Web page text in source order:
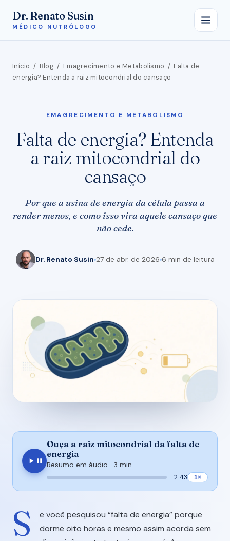
Dr. Renato Susin
MÉDICO NUTRÓLOGO
Início / Blog/ Emagrecimento e Metabolismo / Falta de
energia? Entenda a raiz mitocondrial do cansaço
EMAGRECIMENTO E METABOLISMO
Falta de energia? Entenda
a raiz mitocondrial do
cansaço
Por que a usina de energia da célula passa a
render menos, e como isso vira aquele cansaço que
não cede.
Dr. Renato Susin 27 de abr. de 2026 6 min de leitura
Ouça a raiz mitocondrial da falta de
energia
Resumo em áudio · 3 min
2:43
1×
S
e você pesquisou “falta de energia” porque
dorme oito horas e mesmo assim acorda sem